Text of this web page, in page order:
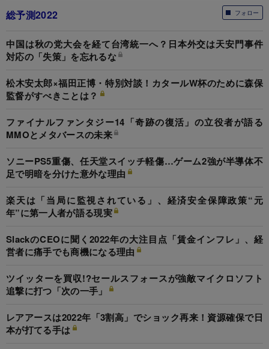
フォロー
総予測2022
中国は秋の党大会を経て台湾統一へ？日本外交は天安門事件
対応の「失策」を忘れるな
松木安太郎×福田正博・特別対談！カタールW杯のために森保
監督がすべきことは？
ファイナルファンタジー14「奇跡の復活」の立役者が語る
MMOとメタバースの未来
ソニーPS5重傷、任天堂スイッチ軽傷…ゲーム2強が半導体不
足で明暗を分けた意外な理由
楽天は「当局に監視されている」、経済安全保障政策“元
年”に第一人者が語る現実
SlackのCEOに聞く2022年の大注目点「賃金インフレ」、経
営者に痛手でも商機になる理由
ツイッターを買収!?セールスフォースが強敵マイクロソフト
追撃に打つ「次の一手」
レアアースは2022年「3割高」でショック再来！資源確保で日
本が打てる手は